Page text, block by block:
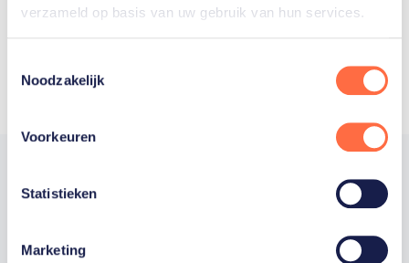
verzameld op basis van uw gebruik van hun services.
Noodzakelijk
Voorkeuren
Statistieken
Marketing
Trotse hoofdsponsor